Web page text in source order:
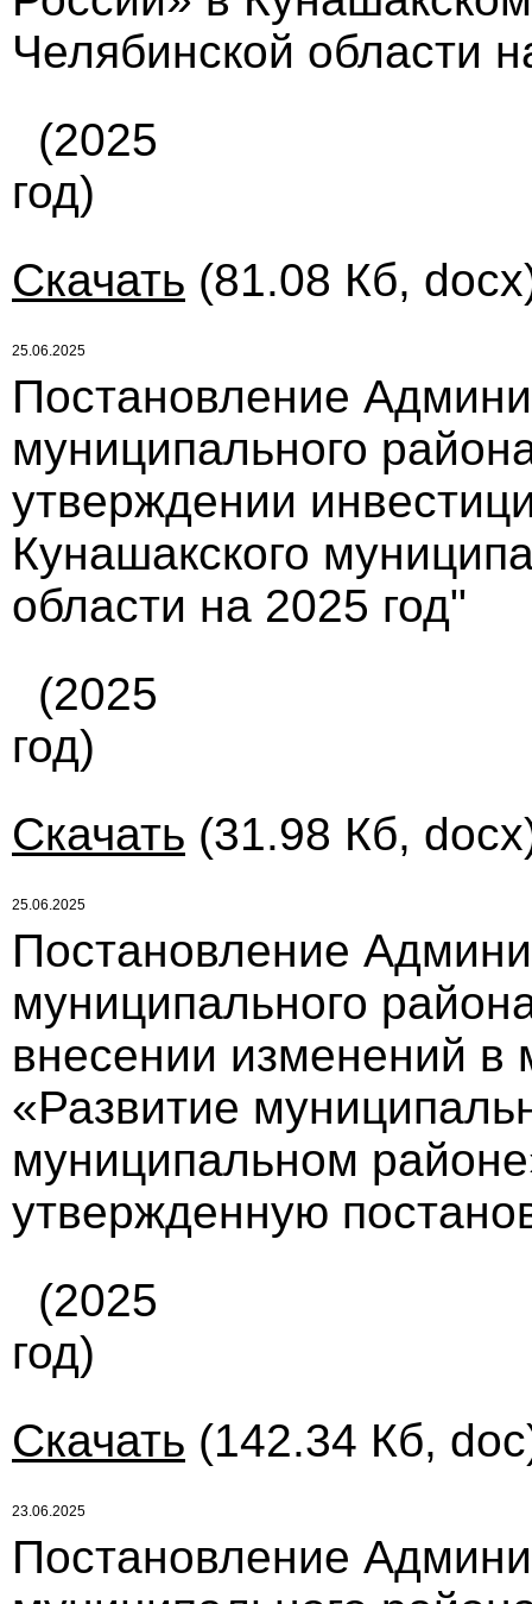
Челябинской области
(2025
год)
Скачать (81.08 Кб,
25.06.2025
Постановление
муниципального
утверждении
Кунашакского
области на 2025 год"
(2025
год)
Скачать (31.98 Кб,
25.06.2025
Постановление
муниципального
внесении изменений
«Развитие
муниципальном
утвержденную
(2025
год)
Скачать (142.34 Кб,
23.06.2025
Постановление